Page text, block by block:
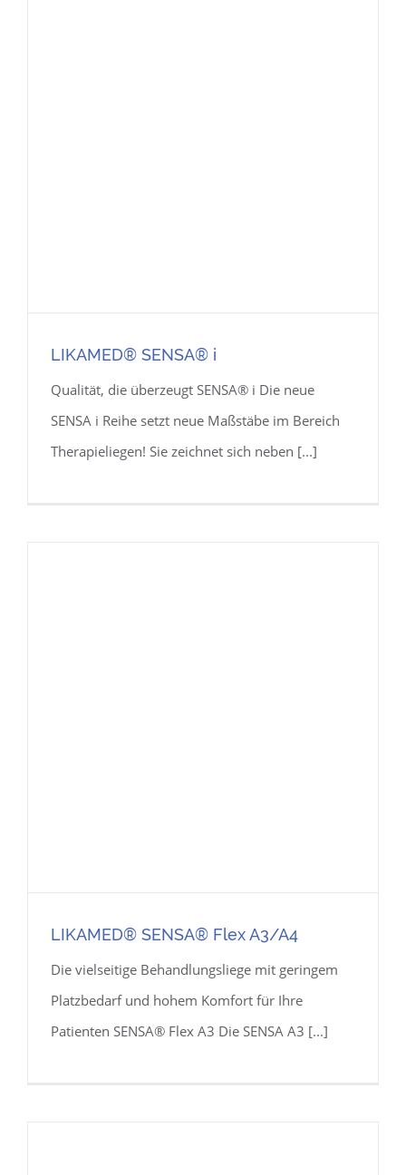
LIKAMED® SENSA® i
Qualität, die überzeugt SENSA® i Die neue
SENSA i Reihe setzt neue Maßstäbe im Bereich
Therapieliegen! Sie zeichnet sich neben [...]
LIKAMED® SENSA® Flex A3/A4
Die vielseitige Behandlungsliege mit geringem
Platzbedarf und hohem Komfort für Ihre
Patienten SENSA® Flex A3 Die SENSA A3 [...]